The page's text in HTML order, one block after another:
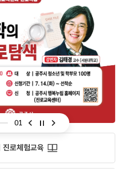
01
슬라이드 이전슬라이드 다음
진로체험교육